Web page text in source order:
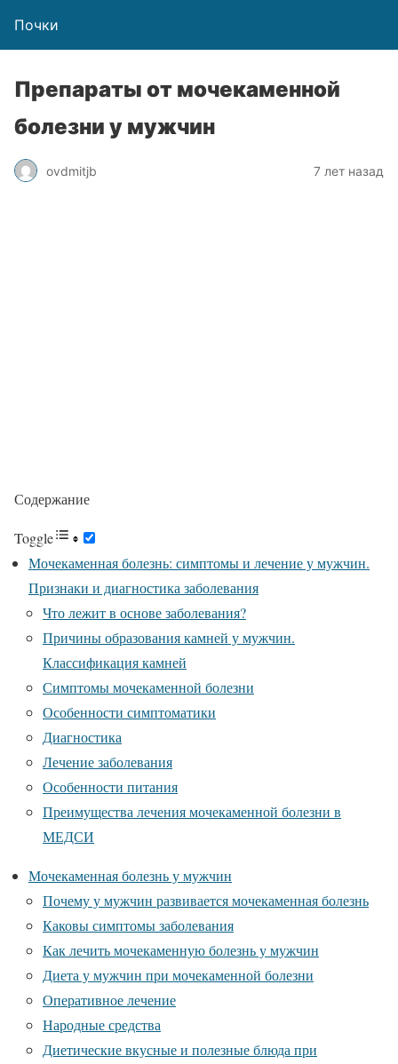
Почки
Препараты от мочекаменной
болезни у мужчин
ovdmitjb 7 лет назад
Содержание
Toggle
Мочекаменная болезнь: симптомы и лечение у мужчин.
Признаки и диагностика заболевания
Что лежит в основе заболевания?
Причины образования камней у мужчин.
Классификация камней
Симптомы мочекаменной болезни
Особенности симптоматики
Диагностика
Лечение заболевания
Особенности питания
Преимущества лечения мочекаменной болезни в
МЕДСИ
Мочекаменная болезнь у мужчин
Почему у мужчин развивается мочекаменная болезнь
Каковы симптомы заболевания
Как лечить мочекаменную болезнь у мужчин
Диета у мужчин при мочекаменной болезни
Оперативное лечение
Народные средства
Диетические вкусные и полезные блюда при